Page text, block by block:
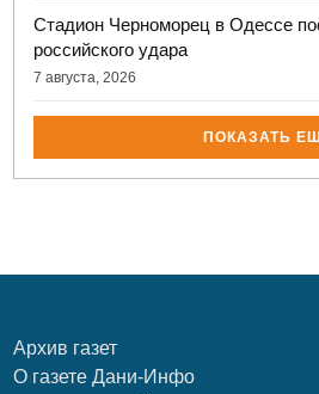
Стадион Черноморец в Одессе
российского удара
7 августа, 2026
ПОКАЗАТЬ
Архив газет
О газете Дани-Инфо